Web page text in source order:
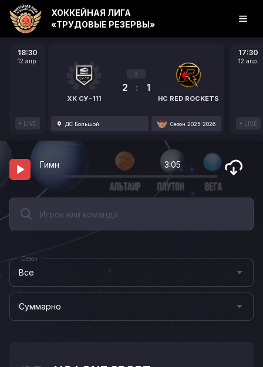
18:30
12 апр.
LIVE
ХК СУ-111
3
2 : 1
HC RED ROCKETS
ДС Большой Сезон 2025-2026
17:30
12 апр.
LIVE
ХОККЕЙНАЯ ЛИГА
«ТРУДОВЫЕ РЕЗЕРВЫ»
Гимн 3:05
Все
Сезон
Суммарно